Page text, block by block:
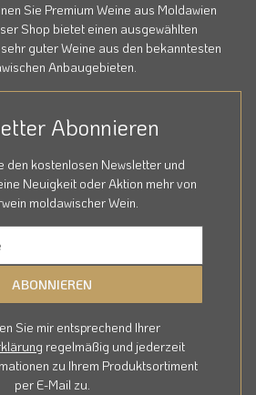
Sie Premium Weine aus Moldawien
Shop bietet einen ausgewählten
guter Weine aus den bekanntesten
Anbaugebieten.
Abonnieren
den kostenlosen Newsletter und
Neuigkeit oder Aktion mehr von
moldawischer Wein.
ABONNIEREN
Sie mir entsprechend Ihrer
regelmäßig und jederzeit
zu Ihrem Produktsortiment
per E-Mail zu.